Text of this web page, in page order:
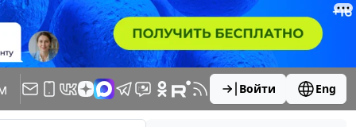
Войти Eng